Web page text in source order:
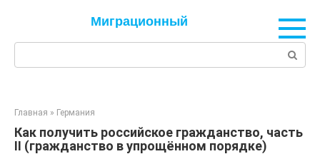
Миграционный
Главная » Германия
Как получить российское гражданство, часть
II (гражданство в упрощённом порядке)